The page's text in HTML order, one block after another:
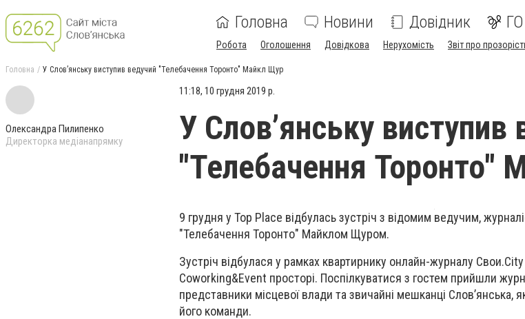
Головна Новини Довідник
Робота Оголошення Довідкова Нерухомість Звіт про
Головна У Слов’янську виступив ведучий "Телебачення Торонто" Майкл Щур
Олександра Пилипенко
Директорка медіанапрямку
11:18, 10 грудня 2019 р.
У Слов’янську виступив
"Телебачення Торонто"
9 грудня у Top Place відбулась зустріч з відомим ведучим,
"Телебачення Торонто" Майклом Щуром.
Зустріч відбулася у рамках квартирнику онлайн-журналу Свои.City
Coworking&Event просторі. Поспілкуватися з гостем прийшли
представники місцевої влади та звичайні мешканці Слов’янська,
його команди.